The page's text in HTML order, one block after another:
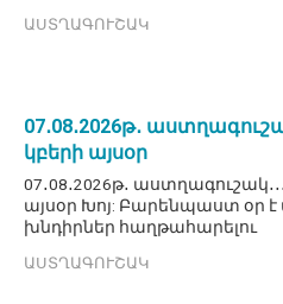
ԱՍՏՂԱԳՈՒՇԱԿ
07․08․2026թ․
կբերի այսօր
07․08․2026թ․
այսօր Խոյ: Բարենպաստ օր
խնդիրներ հաղթահարելու
ԱՍՏՂԱԳՈՒՇԱԿ